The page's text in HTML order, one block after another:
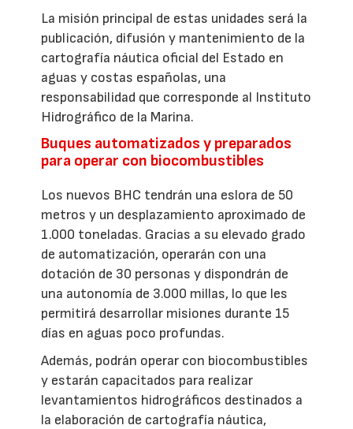
La misión principal de estas unidades será la
publicación, difusión y mantenimiento de la
cartografía náutica oficial del Estado en
aguas y costas españolas, una
responsabilidad que corresponde al Instituto
Hidrográfico de la Marina.
Buques automatizados y preparados
para operar con biocombustibles
Los nuevos BHC tendrán una eslora de 50
metros y un desplazamiento aproximado de
1.000 toneladas. Gracias a su elevado grado
de automatización, operarán con una
dotación de 30 personas y dispondrán de
una autonomía de 3.000 millas, lo que les
permitirá desarrollar misiones durante 15
días en aguas poco profundas.
Además, podrán operar con biocombustibles
y estarán capacitados para realizar
levantamientos hidrográficos destinados a
la elaboración de cartografía náutica,